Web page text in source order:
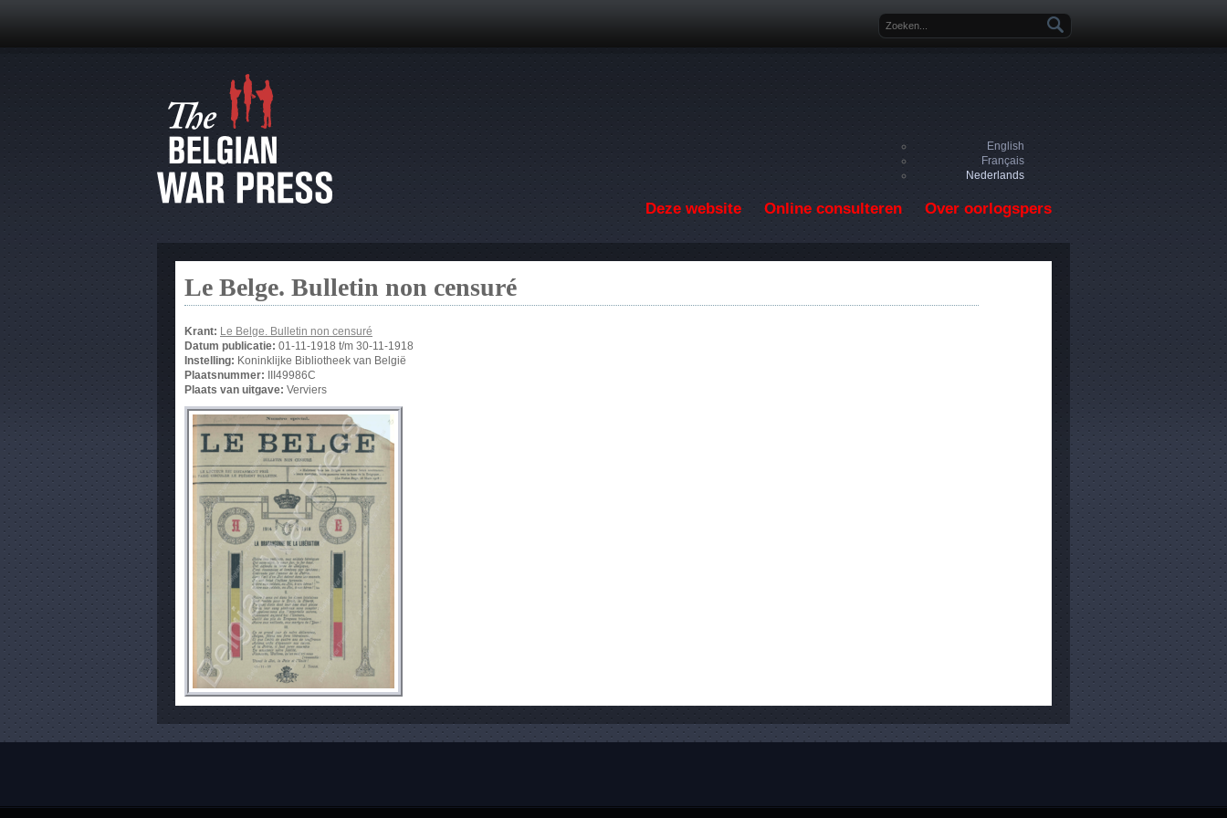
Zoekveld
English
Français
Nederlands
Deze website Online consulteren Over oorlogspers
Le Belge. Bulletin non censuré
Krant: Le Belge. Bulletin non censuré
Datum publicatie: 01-11-1918 t/m 30-11-1918
Instelling: Koninklijke Bibliotheek van België
Plaatsnummer:
III49986C
Plaats van uitgave: Verviers